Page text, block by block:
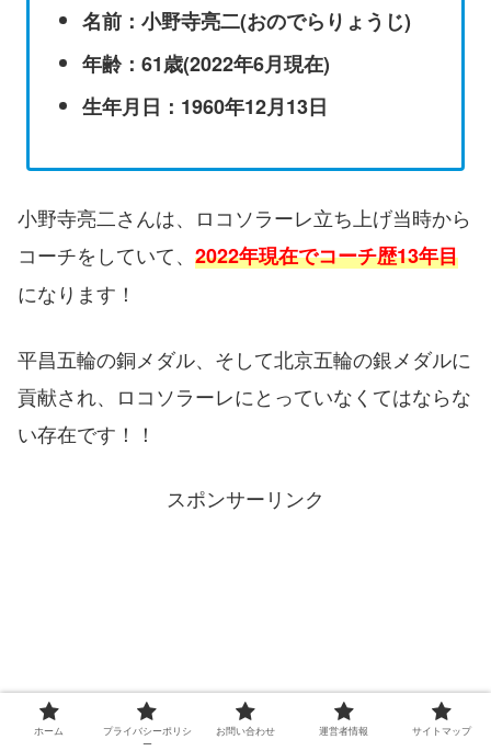
名前：小野寺亮二(おのでらりょうじ)
年齢：61歳(2022年6月現在)
生年月日：1960年12月13日
小野寺亮二さんは、ロコソラーレ立ち上げ当時から
コーチをしていて、 2022年現在でコーチ歴13年目
になります！
平昌五輪の銅メダル、そして北京五輪の銀メダルに
貢献され、ロコソラーレにとっていなくてはならな
い存在です！！
スポンサーリンク
ホーム
プライバシーポリシ
ー
お問い合わせ 運営者情報 サイトマップ